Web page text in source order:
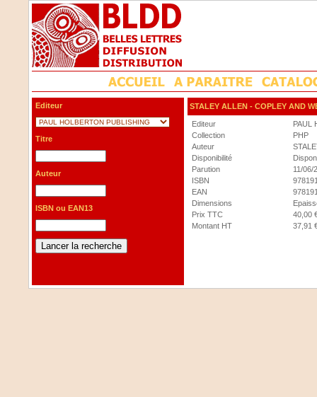
Editeur
Titre
Auteur
ISBN ou EAN13
STALEY ALLEN - COPLEY AND
Editeur
PAUL
Collection
PHP
Auteur
Disponibilité
Parution
11/06/
ISBN
EAN
Dimensions
Prix TTC
40,00
Montant HT
37,91